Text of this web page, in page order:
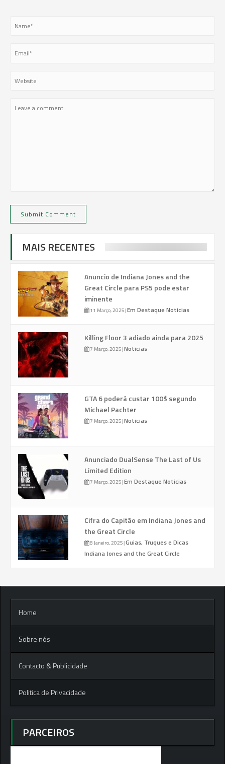
MAIS RECENTES
Anuncio de Indiana Jones and the
Great Circle para PS5 pode estar
iminente
11 Março, 2025|Em Destaque Noticias
Killing Floor 3 adiado ainda para 2025
7 Março, 2025|Noticias
GTA 6 poderá custar 100$ segundo
Michael Pachter
7 Março, 2025|Noticias
Anunciado DualSense The Last of Us
Limited Edition
7 Março, 2025|Em Destaque Noticias
Cifra do Capitão em Indiana Jones and
the Great Circle
8 Janeiro, 2025|Guias, Truques e Dicas
Indiana Jones and the Great Circle
Home
Sobre nós
Contacto & Publicidade
Politica de Privacidade
PARCEIROS